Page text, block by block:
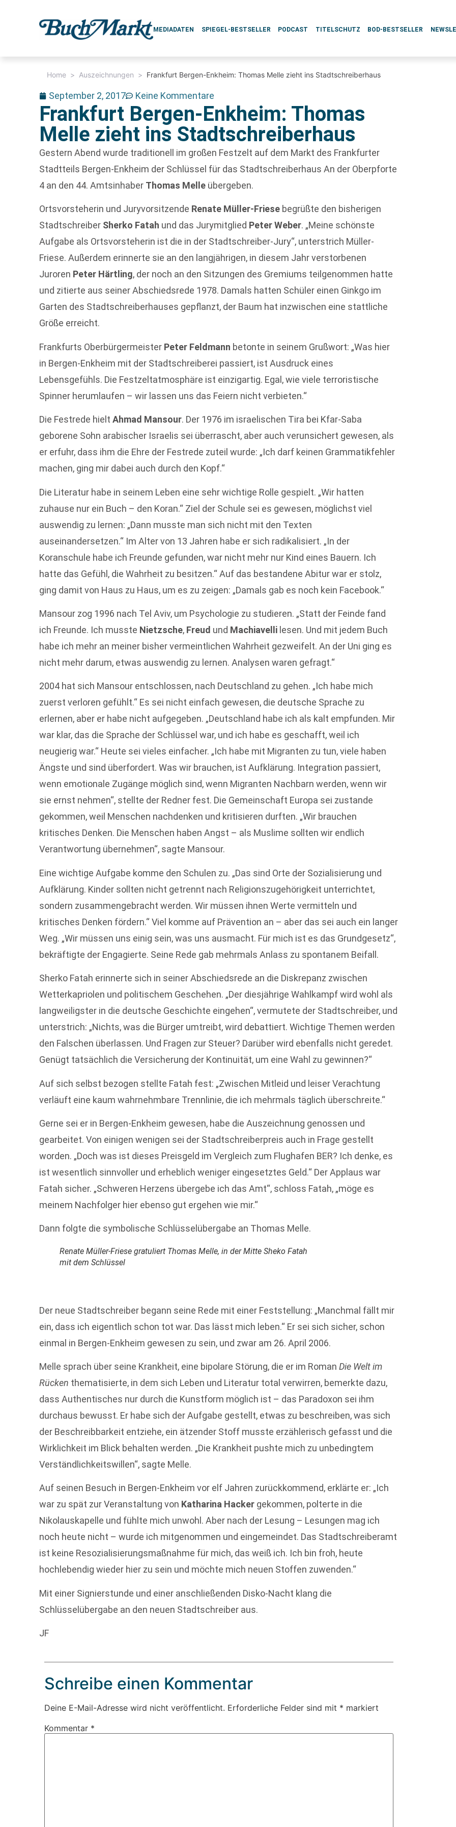
MEDIADATEN SPIEGEL-BESTSELLER PODCAST TITELSCHUTZ BOD-BESTSELLER
Home > Auszeichnungen > Frankfurt Bergen-Enkheim: Thomas Melle zieht ins Stadtschreiberhaus
September 2, 2017 Keine Kommentare
Frankfurt Bergen-Enkheim: Thomas
Melle zieht ins Stadtschreiberhaus
Gestern Abend wurde traditionell im großen Festzelt auf dem Markt des Frankfurter
Stadtteils Bergen-Enkheim der Schlüssel für das Stadtschreiberhaus An der Oberpforte
4 an den 44. Amtsinhaber Thomas Melle übergeben.
Ortsvorsteherin und Juryvorsitzende Renate Müller-Friese begrüßte den bisherigen
Stadtschreiber Sherko Fatah und das Jurymitglied Peter Weber. „Meine schönste
Aufgabe als Ortsvorsteherin ist die in der Stadtschreiber-Jury“, unterstrich Müller-
Friese. Außerdem erinnerte sie an den langjährigen, in diesem Jahr verstorbenen
Juroren Peter Härtling, der noch an den Sitzungen des Gremiums teilgenommen hatte
und zitierte aus seiner Abschiedsrede 1978. Damals hatten Schüler einen Ginkgo im
Garten des Stadtschreiberhauses gepflanzt, der Baum hat inzwischen eine stattliche
Größe erreicht.
Frankfurts Oberbürgermeister Peter Feldmann betonte in seinem Grußwort: „Was hier
in Bergen-Enkheim mit der Stadtschreiberei passiert, ist Ausdruck eines
Lebensgefühls. Die Festzeltatmosphäre ist einzigartig. Egal, wie viele terroristische
Spinner herumlaufen – wir lassen uns das Feiern nicht verbieten.“
Die Festrede hieltAhmad Mansour. Der 1976 im israelischen Tira bei Kfar-Saba
geborene Sohn arabischer Israelis sei überrascht, aber auch verunsichert gewesen, als
er erfuhr, dass ihm die Ehre der Festrede zuteil wurde: „Ich darf keinen Grammatikfehler
machen, ging mir dabei auch durch den Kopf.“
Die Literatur habe in seinem Leben eine sehr wichtige Rolle gespielt. „Wir hatten
zuhause nur ein Buch – den Koran.“ Ziel der Schule sei es gewesen, möglichst viel
auswendig zu lernen: „Dann musste man sich nicht mit den Texten
auseinandersetzen.“ Im Alter von 13 Jahren habe er sich radikalisiert. „In der
Koranschule habe ich Freunde gefunden, war nicht mehr nur Kind eines Bauern. Ich
hatte das Gefühl, die Wahrheit zu besitzen.“ Auf das bestandene Abitur war er stolz,
ging damit von Haus zu Haus, um es zu zeigen: „Damals gab es noch kein Facebook.“
Mansour zog 1996 nach Tel Aviv, um Psychologie zu studieren. „Statt der Feinde fand
ich Freunde. Ich musste Nietzsche, Freud und Machiavelli lesen. Und mit jedem Buch
habe ich mehr an meiner bisher vermeintlichen Wahrheit gezweifelt. An der Uni ging es
nicht mehr darum, etwas auswendig zu lernen. Analysen waren gefragt.“
2004 hat sich Mansour entschlossen, nach Deutschland zu gehen. „Ich habe mich
zuerst verloren gefühlt.“ Es sei nicht einfach gewesen, die deutsche Sprache zu
erlernen, aber er habe nicht aufgegeben. „Deutschland habe ich als kalt empfunden. Mir
war klar, das die Sprache der Schlüssel war, und ich habe es geschafft, weil ich
neugierig war.“ Heute sei vieles einfacher. „Ich habe mit Migranten zu tun, viele haben
Ängste und sind überfordert. Was wir brauchen, ist Aufklärung. Integration passiert,
wenn emotionale Zugänge möglich sind, wenn Migranten Nachbarn werden, wenn wir
sie ernst nehmen“, stellte der Redner fest. Die Gemeinschaft Europa sei zustande
gekommen, weil Menschen nachdenken und kritisieren durften. „Wir brauchen
kritisches Denken. Die Menschen haben Angst – als Muslime sollten wir endlich
Verantwortung übernehmen“, sagte Mansour.
Eine wichtige Aufgabe komme den Schulen zu. „Das sind Orte der Sozialisierung und
Aufklärung. Kinder sollten nicht getrennt nach Religionszugehörigkeit unterrichtet,
sondern zusammengebracht werden. Wir müssen ihnen Werte vermitteln und
kritisches Denken fördern.“ Viel komme auf Prävention an – aber das sei auch ein langer
Weg. „Wir müssen uns einig sein, was uns ausmacht. Für mich ist es das Grundgesetz“,
bekräftigte der Engagierte. Seine Rede gab mehrmals Anlass zu spontanem Beifall.
Sherko Fatah erinnerte sich in seiner Abschiedsrede an die Diskrepanz zwischen
Wetterkapriolen und politischem Geschehen. „Der diesjährige Wahlkampf wird wohl als
langweiligster in die deutsche Geschichte eingehen“, vermutete der Stadtschreiber, und
unterstrich: „Nichts, was die Bürger umtreibt, wird debattiert. Wichtige Themen werden
den Falschen überlassen. Und Fragen zur Steuer? Darüber wird ebenfalls nicht geredet.
Genügt tatsächlich die Versicherung der Kontinuität, um eine Wahl zu gewinnen?“
Auf sich selbst bezogen stellte Fatah fest: „Zwischen Mitleid und leiser Verachtung
verläuft eine kaum wahrnehmbare Trennlinie, die ich mehrmals täglich überschreite.“
Gerne sei er in Bergen-Enkheim gewesen, habe die Auszeichnung genossen und
gearbeitet. Von einigen wenigen sei der Stadtschreiberpreis auch in Frage gestellt
worden. „Doch was ist dieses Preisgeld im Vergleich zum Flughafen BER? Ich denke, es
ist wesentlich sinnvoller und erheblich weniger eingesetztes Geld.“ Der Applaus war
Fatah sicher. „Schweren Herzens übergebe ich das Amt“, schloss Fatah, „möge es
meinem Nachfolger hier ebenso gut ergehen wie mir.“
Dann folgte die symbolische Schlüsselübergabe an Thomas Melle.
Renate Müller-Friese gratuliert Thomas Melle, in der Mitte Sheko Fatah
mit dem Schlüssel
Der neue Stadtschreiber begann seine Rede mit einer Feststellung: „Manchmal fällt mir
ein, dass ich eigentlich schon tot war. Das lässt mich leben.“ Er sei sich sicher, schon
einmal in Bergen-Enkheim gewesen zu sein, und zwar am 26. April 2006.
Melle sprach über seine Krankheit, eine bipolare Störung, die er im RomanDie Welt im
Rücken thematisierte, in dem sich Leben und Literatur total verwirren, bemerkte dazu,
dass Authentisches nur durch die Kunstform möglich ist – das Paradoxon sei ihm
durchaus bewusst. Er habe sich der Aufgabe gestellt, etwas zu beschreiben, was sich
der Beschreibbarkeit entziehe, ein ätzender Stoff musste erzählerisch gefasst und die
Wirklichkeit im Blick behalten werden. „Die Krankheit pushte mich zu unbedingtem
Verständlichkeitswillen“, sagte Melle.
Auf seinen Besuch in Bergen-Enkheim vor elf Jahren zurückkommend, erklärte er: „Ich
war zu spät zur Veranstaltung von Katharina Hacker gekommen, polterte in die
Nikolauskapelle und fühlte mich unwohl. Aber nach der Lesung – Lesungen mag ich
noch heute nicht – wurde ich mitgenommen und eingemeindet. Das Stadtschreiberamt
ist keine Resozialisierungsmaßnahme für mich, das weiß ich. Ich bin froh, heute
hochlebendig wieder hier zu sein und möchte mich neuen Stoffen zuwenden.“
Mit einer Signierstunde und einer anschließenden Disko-Nacht klang die
Schlüsselübergabe an den neuen Stadtschreiber aus.
JF
Schreibe einen Kommentar
Deine E-Mail-Adresse wird nicht veröffentlicht. Erforderliche Felder sind mit * markiert
Kommentar *